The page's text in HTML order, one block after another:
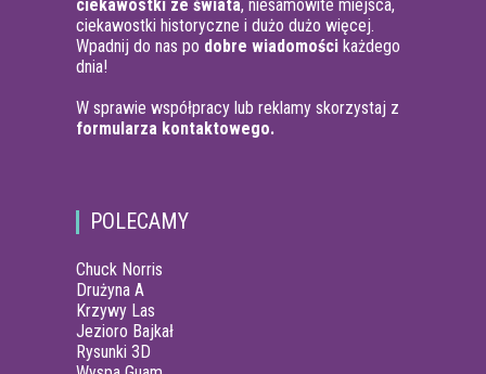
ciekawostki ze świata, niesamowite miejsca,
ciekawostki historyczne i dużo dużo więcej.
Wpadnij do nas po dobre wiadomości każdego
dnia!
W sprawie współpracy lub reklamy skorzystaj z
formularza kontaktowego.
POLECAMY
Chuck Norris
Drużyna A
Krzywy Las
Jezioro Bajkał
Rysunki 3D